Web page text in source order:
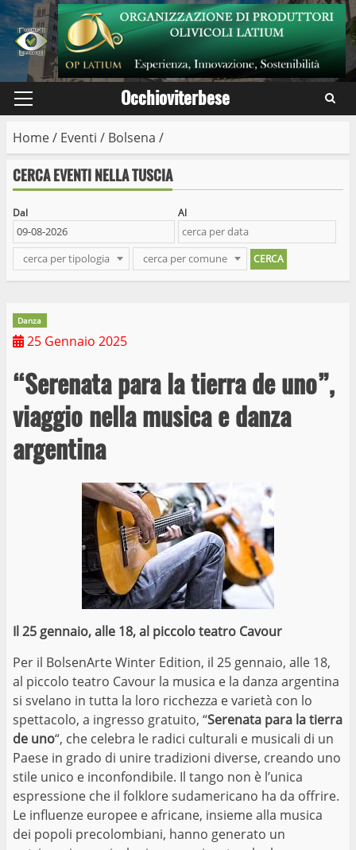
Skip
to
content
Primary
Occhioviterbese
Home/ Eventi / Bolsena /
CERCA EVENTI NELLA TUSCIA
Dal Al
cerca per tipologia cerca per comune
Danza
25 Gennaio 2025
“Serenata para la tierra de uno”,
viaggio nella musica e danza
argentina
Il 25 gennaio, alle 18, al piccolo teatro Cavour
Per il BolsenArte Winter Edition, il 25 gennaio, alle 18,
al piccolo teatro Cavour la musica e la danza argentina
si svelano in tutta la loro ricchezza e varietà con lo
spettacolo, a ingresso gratuito, “Serenata para la tierra
de uno“, che celebra le radici culturali e musicali di un
Paese in grado di unire tradizioni diverse, creando uno
stile unico e inconfondibile. Il tango non è l’unica
espressione che il folklore sudamericano ha da offrire.
Le influenze europee e africane, insieme alla musica
dei popoli precolombiani, hanno generato un